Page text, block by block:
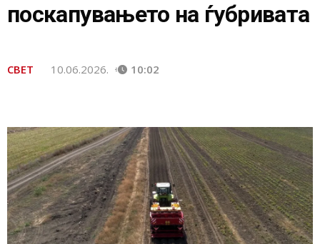
поскапувањето на ѓубривата
СВЕТ 10.06.2026. 10:02